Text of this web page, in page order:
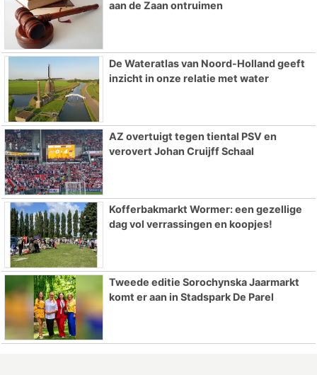
aan de Zaan ontruimen
De Wateratlas van Noord-Holland geeft
inzicht in onze relatie met water
AZ overtuigt tegen tiental PSV en
verovert Johan Cruijff Schaal
Kofferbakmarkt Wormer: een gezellige
dag vol verrassingen en koopjes!
Tweede editie Sorochynska Jaarmarkt
komt er aan in Stadspark De Parel